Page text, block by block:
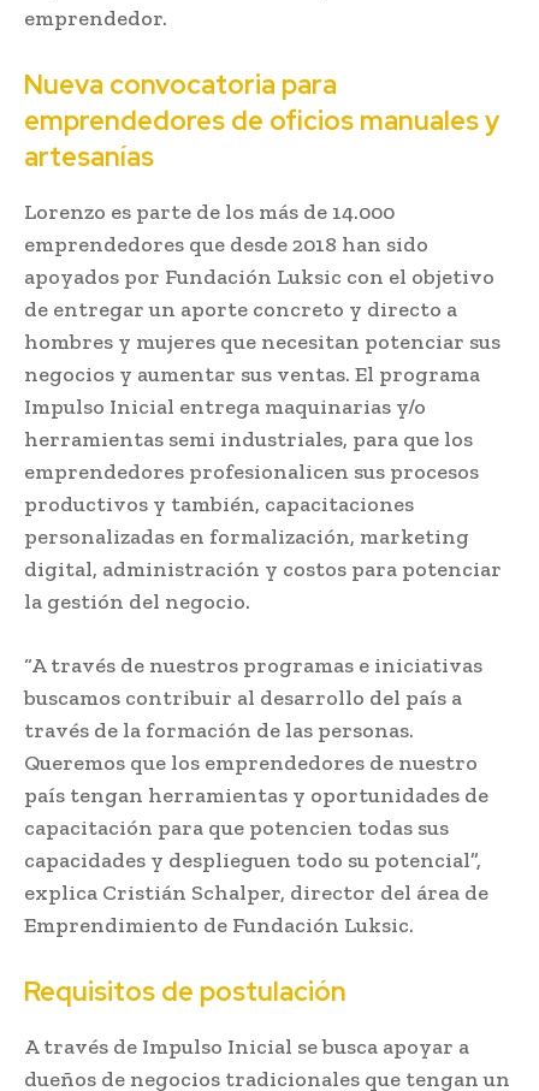
emprendedor.
Nueva convocatoria para
emprendedores de oficios manuales y
artesanías
Lorenzo es parte de los más de 14.000
emprendedores que desde 2018 han sido
apoyados por Fundación Luksic con el objetivo
de entregar un aporte concreto y directo a
hombres y mujeres que necesitan potenciar sus
negocios y aumentar sus ventas. El programa
Impulso Inicial entrega maquinarias y/o
herramientas semi industriales, para que los
emprendedores profesionalicen sus procesos
productivos y también, capacitaciones
personalizadas en formalización, marketing
digital, administración y costos para potenciar
la gestión del negocio.
“A través de nuestros programas e iniciativas
buscamos contribuir al desarrollo del país a
través de la formación de las personas.
Queremos que los emprendedores de nuestro
país tengan herramientas y oportunidades de
capacitación para que potencien todas sus
capacidades y desplieguen todo su potencial”,
explica Cristián Schalper, director del área de
Emprendimiento de Fundación Luksic.
Requisitos de postulación
A través de Impulso Inicial se busca apoyar a
dueños de negocios tradicionales que tengan un